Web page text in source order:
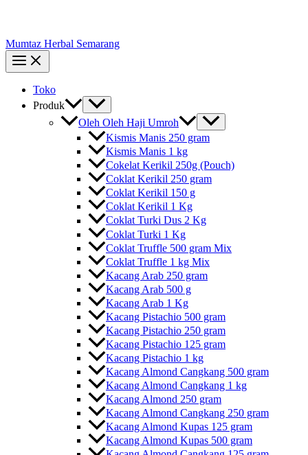
Mumtaz Herbal Semarang
Toko
Produk
Oleh Oleh Haji Umroh
Kismis Manis 250 gram
Kismis Manis 1 kg
Cokelat Kerikil 250g (Pouch)
Coklat Kerikil 250 gram
Coklat Kerikil 150 g
Coklat Kerikil 1 Kg
Coklat Turki Dus 2 Kg
Coklat Turki 1 Kg
Coklat Truffle 500 gram Mix
Coklat Truffle 1 kg Mix
Kacang Arab 250 gram
Kacang Arab 500 g
Kacang Arab 1 Kg
Kacang Pistachio 500 gram
Kacang Pistachio 250 gram
Kacang Pistachio 125 gram
Kacang Pistachio 1 kg
Kacang Almond Cangkang 500 gram
Kacang Almond Cangkang 1 kg
Kacang Almond 250 gram
Kacang Almond Cangkang 250 gram
Kacang Almond Kupas 125 gram
Kacang Almond Kupas 500 gram